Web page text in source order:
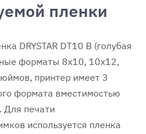
пленки
DRYSTAR DT10 В (голубая
форматы 8x10, 10х12,
принтер имеет 3
формата вместимостью
Для печати
используется пленка